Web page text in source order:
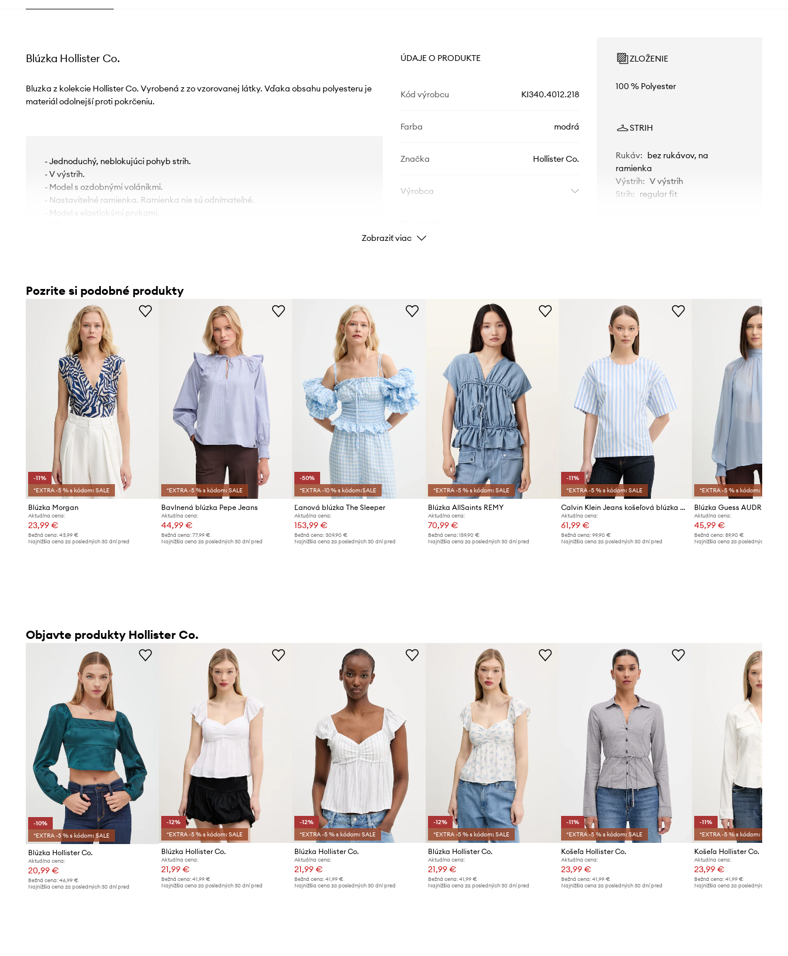
Blúzka Hollister Co.
Bluzka z kolekcie Hollister Co. Vyrobená z zo vzorovanej látky. Vďaka obsahu polyesteru je
materiál odolnejší proti pokrčeniu.
- Jednoduchý, neblokujúci pohyb strih.
- V výstrih.
- Model s ozdobnými volánikmi.
- Nastaviteľné ramienka. Ramienka nie sú odnímateľné.
- Model s elastickými prvkami.
ÚDAJE O PRODUKTE
Kód výrobcu KI340.4012.218
Farba modrá
Značka Hollister Co.
Výrobca
ZLOŽENIE
100 % Polyester
STRIH
Rukáv: bez rukávov, na
ramienka
Výstrih: V výstrih
Strih: regular fit
Odporúčame zvoliť veľkosť, ktorú
bežne nosíte.
Tabuľka veľkostí
Zobraziť viac
Pozrite si podobné produkty
-11%
*EXTRA -5 % s kódom: SALE
Blúzka Morgan
Aktuálna cena:
23,99 €
Bežná cena: 43,99 €
Najnižšia cena za posledných 30 dní pred
*EXTRA -5 % s kódom: SALE
Bavlnená blúzka Pepe Jeans
Aktuálna cena:
44,99 €
Bežná cena:77,99 €
Najnižšia cena za posledných 30 dní pred
-50%
*EXTRA -10 % s kódom:SALE
Ľanová blúzka The Sleeper
Aktuálna cena:
153,99 €
Bežná cena: 309,90 €
Najnižšia cena za posledných 30 dní pred
*EXTRA -5 % s kódom: SALE
Blúzka AllSaints REMY
Aktuálna cena:
70,99 €
Bežná cena: 159,90 €
Najnižšia cena za posledných 30 dní pred
-11%
*EXTRA -5 % s kódom: SALE
Calvin Klein Jeans košeľová blúzka dámska bavlnená
Aktuálna cena:
61,99 €
Bežná cena:99,90 €
Najnižšia cena za posledných 30 dní pred
*EXTRA -5 % s kódom: SALE
Blúzka Guess AUDRINE
Aktuálna cena:
45,99 €
Bežná cena: 89,90 €
Najnižšia cena za posledných 30 dní
Objavte produkty Hollister Co.
-10%
*EXTRA -5 % s kódom: SALE
Blúzka Hollister Co.
Aktuálna cena:
20,99 €
Bežná cena: 46,99 €
Najnižšia cena za posledných 30 dní pred
-12%
*EXTRA -5 % s kódom: SALE
Blúzka Hollister Co.
Aktuálna cena:
21,99 €
Bežná cena:41,99 €
Najnižšia cena za posledných 30 dní pred
-12%
*EXTRA -5 % s kódom: SALE
Blúzka Hollister Co.
Aktuálna cena:
21,99 €
Bežná cena: 41,99 €
Najnižšia cena za posledných 30 dní pred
-12%
*EXTRA -5 % s kódom: SALE
Blúzka Hollister Co.
Aktuálna cena:
21,99 €
Bežná cena: 41,99 €
Najnižšia cena za posledných 30 dní pred
-11%
*EXTRA -5 % s kódom: SALE
Košeľa Hollister Co.
Aktuálna cena:
23,99 €
Bežná cena:41,99 €
Najnižšia cena za posledných 30 dní pred
-11%
*EXTRA -5 % s kódom: SALE
Košeľa Hollister Co.
Aktuálna cena:
23,99 €
Bežná cena: 41,99 €
Najnižšia cena za posledných 30 dní